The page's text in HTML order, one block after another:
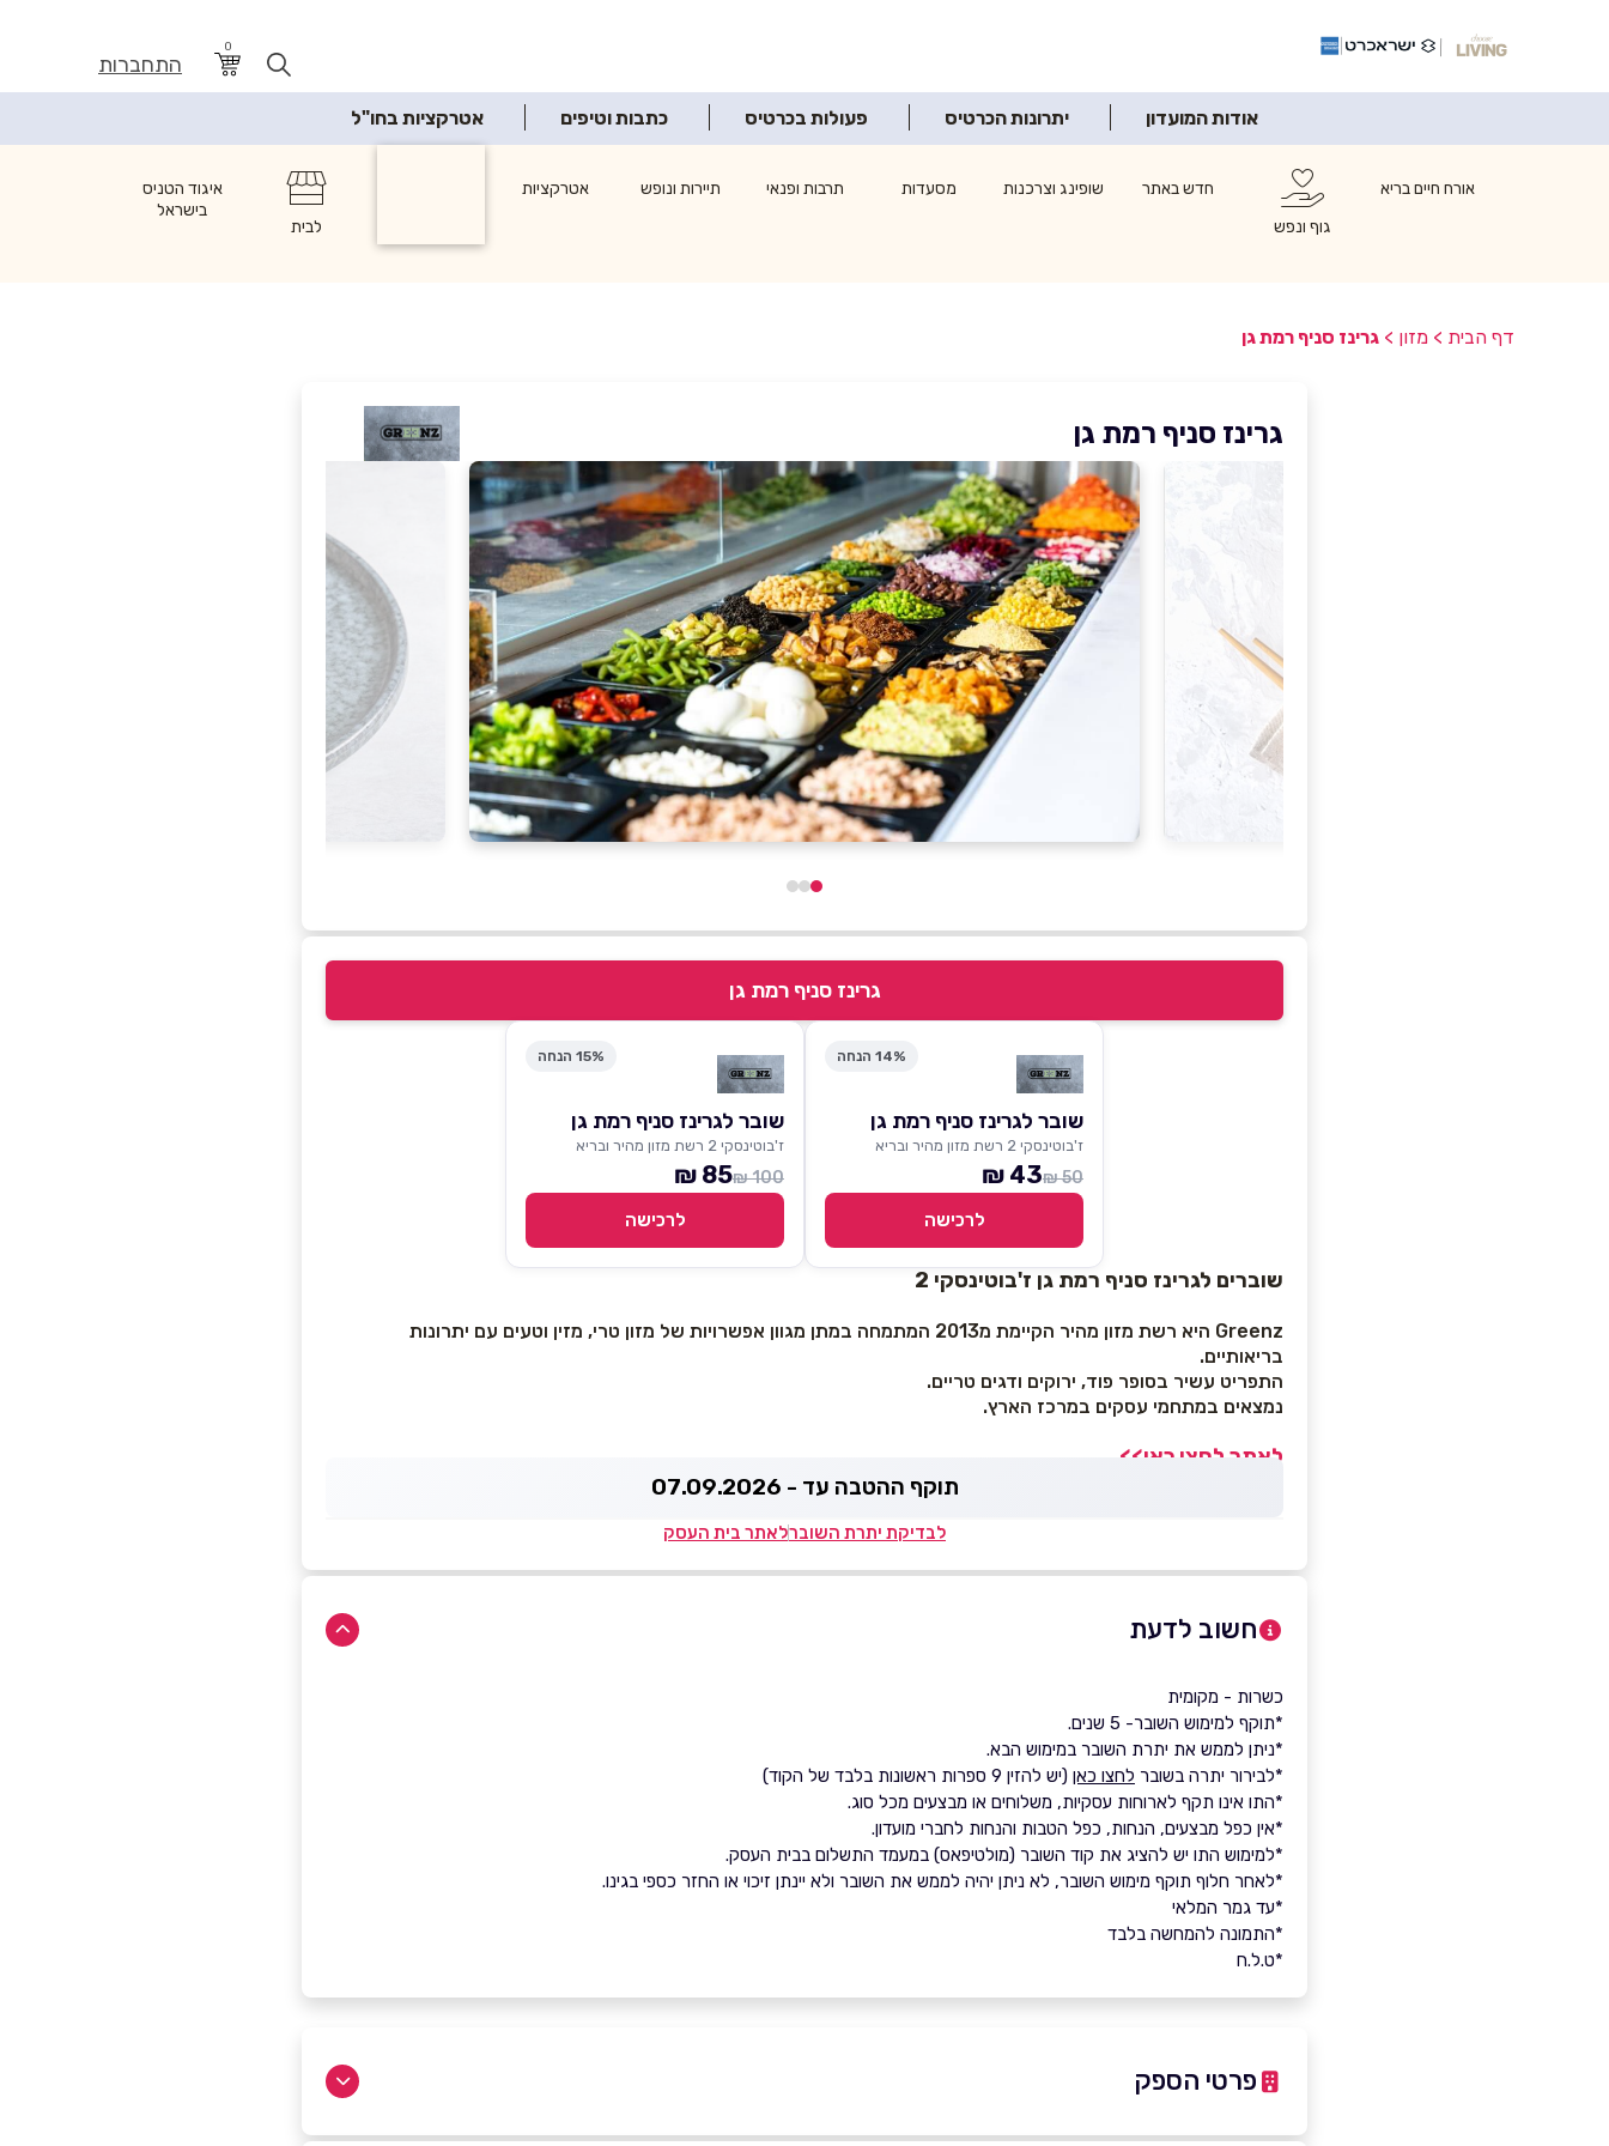
0
התחברות
אודות המועדון יתרונות הכרטיס פעולות בכרטיס כתבות וטיפים אטרקציות בחו"ל
אורח חיים בריא
גוף ונפש
חדש באתר שופינג וצרכנות מסעדות תרבות ופנאי תיירות ונופש אטרקציות
לבית
איגוד הטניס
בישראל
דף הבית > מזון > גרינז סניף רמת גן
גרינז סניף רמת גן
גרינז סניף רמת גן
14% הנחה
שובר לגרינז סניף רמת גן
ז'בוטינסקי 2 רשת מזון מהיר ובריא
50 ₪
43 ₪
לרכישה
15% הנחה
שובר לגרינז סניף רמת גן
ז'בוטינסקי 2 רשת מזון מהיר ובריא
100 ₪
85 ₪
לרכישה
שוברים לגרינז סניף רמת גן ז'בוטינסקי 2
Greenz היא רשת מזון מהיר הקיימת מ2013 המתמחה במתן מגוון אפשרויות של מזון טרי, מזין וטעים עם יתרונות
בריאותיים.
התפריט עשיר בסופר פוד, ירוקים ודגים טריים.
נמצאים במתחמי עסקים במרכז הארץ.
לאתר לחצו כאן>>
תוקף ההטבה עד - 07.09.2026
לבדיקת יתרת השוברלאתר בית העסק
חשוב לדעת
כשרות - מקומית
*תוקף למימוש השובר- 5 שנים.
*ניתן לממש את יתרת השובר במימוש הבא.
*לבירור יתרה בשובר לחצו כאן (יש להזין 9 ספרות ראשונות בלבד של הקוד)
*התו אינו תקף לארוחות עסקיות, משלוחים או מבצעים מכל סוג.
*אין כפל מבצעים, הנחות, כפל הטבות והנחות לחברי מועדון.
*למימוש התו יש להציג את קוד השובר (מולטיפאס) במעמד התשלום בבית העסק.
*לאחר חלוף תוקף מימוש השובר, לא ניתן יהיה לממש את השובר ולא יינתן זיכוי או החזר כספי בגינו.
*עד גמר המלאי
*התמונה להמחשה בלבד
*ט.ל.ח
פרטי הספק